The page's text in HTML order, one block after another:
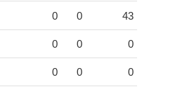
0 0 43
0 0 0
0 0 0